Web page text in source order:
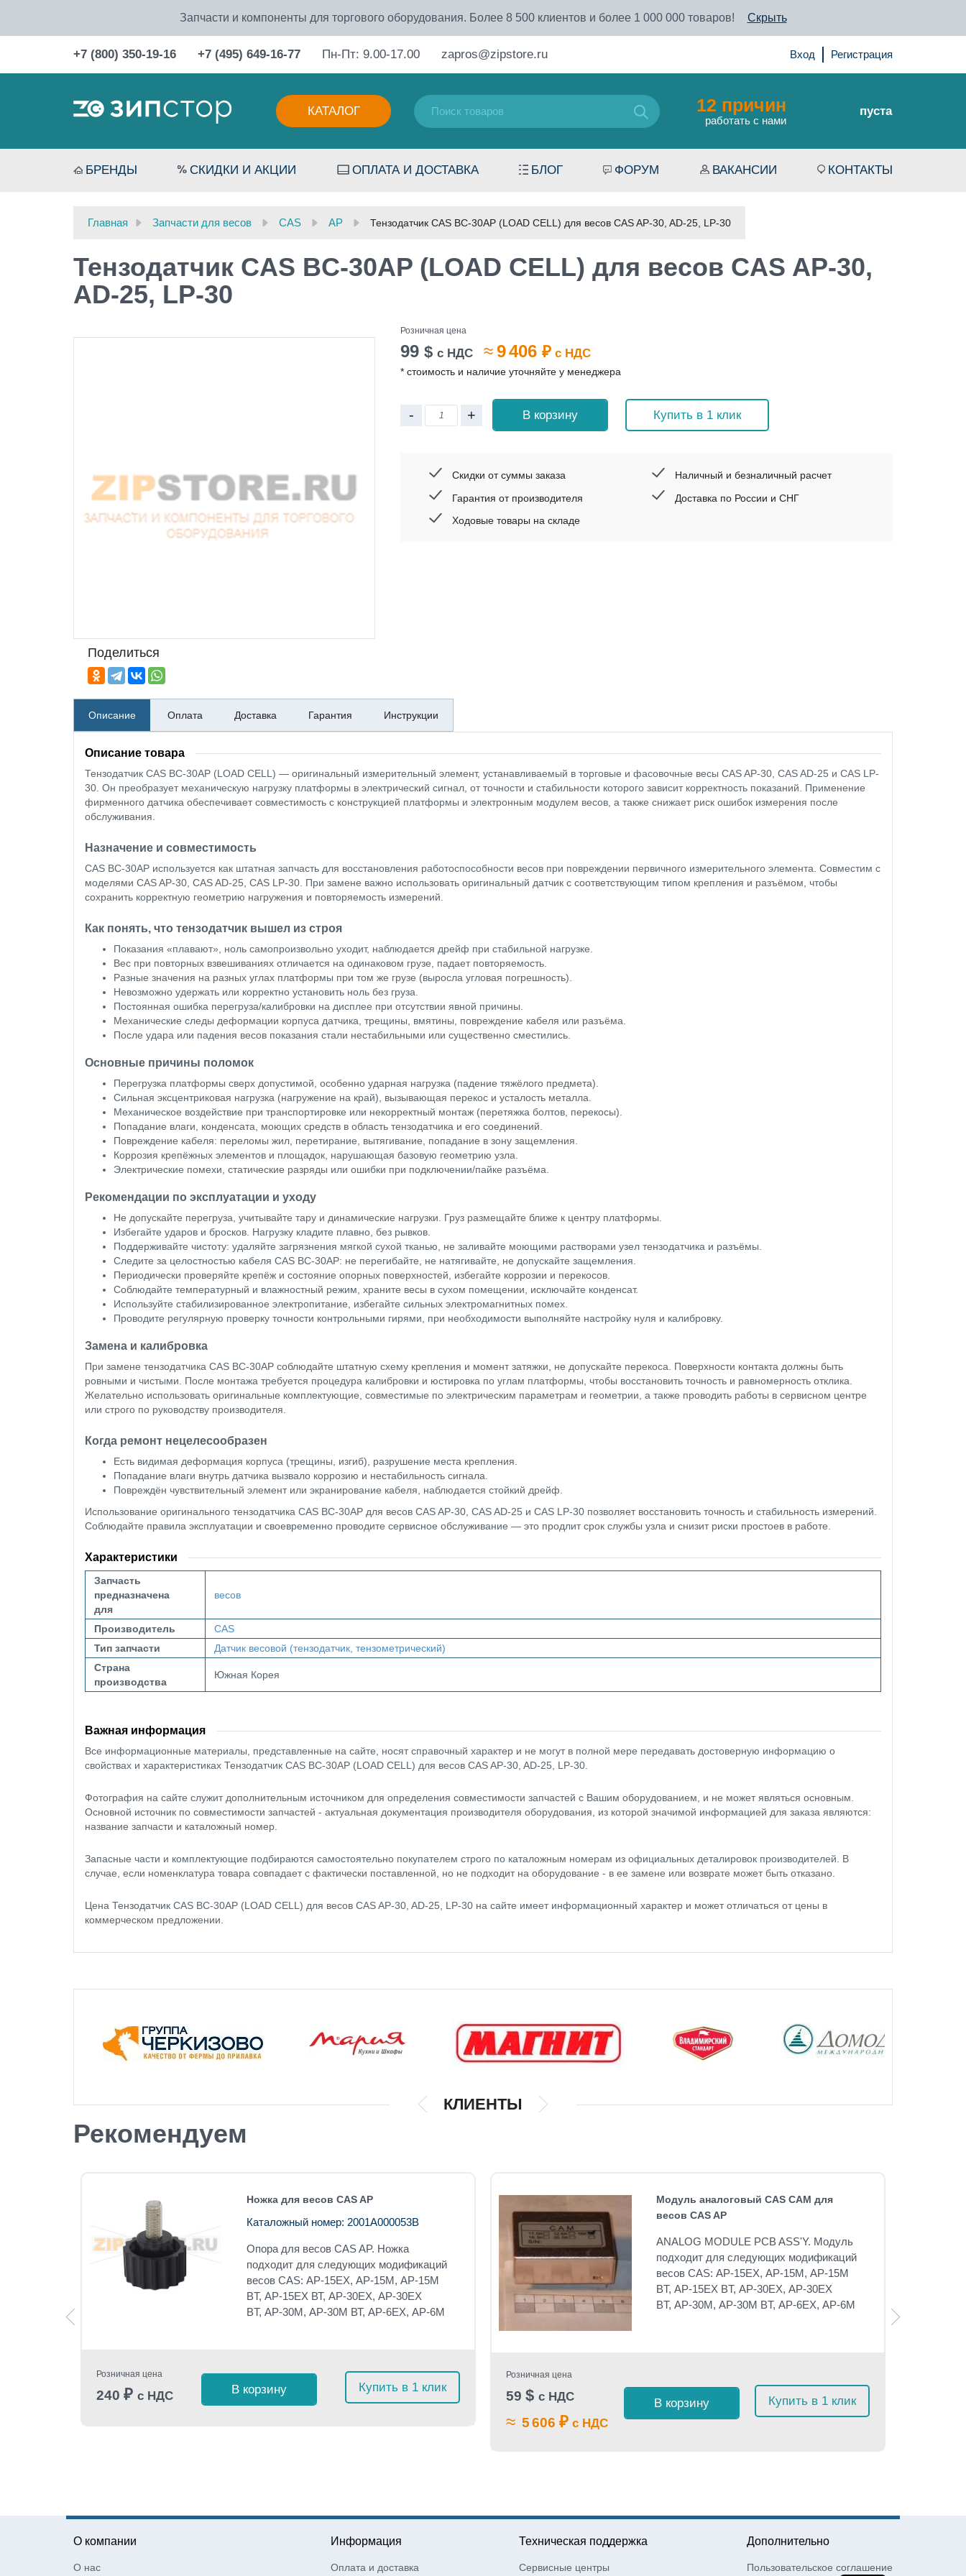
Запчасти и компоненты для торгового оборудования. Более 8 500 клиентов и более 1 000 000 товаров! Скрыть
+7 (800) 350-19-16 +7 (495) 649-16-77 Пн-Пт: 9.00-17.00 zapros@zipstore.ru Вход Регистрация
КАТАЛОГ 12 причин
работать с нами
пуста
БРЕНДЫ СКИДКИ И АКЦИИ ОПЛАТА И ДОСТАВКА БЛОГ ФОРУМ ВАКАНСИИ КОНТАКТЫ
Главная Запчасти для весов CAS AP Тензодатчик CAS BC-30AP (LOAD CELL) для весов CAS AP-30, AD-25, LP-30
Тензодатчик CAS BC-30AP (LOAD CELL) для весов CAS AP-30,
AD-25, LP-30
Поделиться
Розничная цена
99 $ с НДС ≈9 406 ₽ с НДС
* стоимость и наличие уточняйте у менеджера
- + В корзину Купить в 1 клик
Скидки от суммы заказа
Гарантия от производителя
Ходовые товары на складе
Наличный и безналичный расчет
Доставка по России и СНГ
Описание Оплата Доставка Гарантия Инструкции
Описание товара
Тензодатчик CAS BC-30AP (LOAD CELL) — оригинальный измерительный элемент, устанавливаемый в торговые и фасовочные весы CAS AP-30, CAS AD-25 и CAS LP-
30. Он преобразует механическую нагрузку платформы в электрический сигнал, от точности и стабильности которого зависит корректность показаний. Применение
фирменного датчика обеспечивает совместимость с конструкцией платформы и электронным модулем весов, а также снижает риск ошибок измерения после
обслуживания.
Назначение и совместимость
CAS BC-30AP используется как штатная запчасть для восстановления работоспособности весов при повреждении первичного измерительного элемента. Совместим с
моделями CAS AP-30, CAS AD-25, CAS LP-30. При замене важно использовать оригинальный датчик с соответствующим типом крепления и разъёмом, чтобы
сохранить корректную геометрию нагружения и повторяемость измерений.
Как понять, что тензодатчик вышел из строя
Показания «плавают», ноль самопроизвольно уходит, наблюдается дрейф при стабильной нагрузке.
Вес при повторных взвешиваниях отличается на одинаковом грузe, падает повторяемость.
Разные значения на разных углах платформы при том же грузе (выросла угловая погрешность).
Невозможно удержать или корректно установить ноль без груза.
Постоянная ошибка перегруза/калибровки на дисплее при отсутствии явной причины.
Механические следы деформации корпуса датчика, трещины, вмятины, повреждение кабеля или разъёма.
После удара или падения весов показания стали нестабильными или существенно сместились.
Основные причины поломок
Перегрузка платформы сверх допустимой, особенно ударная нагрузка (падение тяжёлого предмета).
Сильная эксцентриковая нагрузка (нагружение на край), вызывающая перекос и усталость металла.
Механическое воздействие при транспортировке или некорректный монтаж (перетяжка болтов, перекосы).
Попадание влаги, конденсата, моющих средств в область тензодатчика и его соединений.
Повреждение кабеля: переломы жил, перетирание, вытягивание, попадание в зону защемления.
Коррозия крепёжных элементов и площадок, нарушающая базовую геометрию узла.
Электрические помехи, статические разряды или ошибки при подключении/пайке разъёма.
Рекомендации по эксплуатации и уходу
Не допускайте перегруза, учитывайте тару и динамические нагрузки. Груз размещайте ближе к центру платформы.
Избегайте ударов и бросков. Нагрузку кладите плавно, без рывков.
Поддерживайте чистоту: удаляйте загрязнения мягкой сухой тканью, не заливайте моющими растворами узел тензодатчика и разъёмы.
Следите за целостностью кабеля CAS BC-30AP: не перегибайте, не натягивайте, не допускайте защемления.
Периодически проверяйте крепёж и состояние опорных поверхностей, избегайте коррозии и перекосов.
Соблюдайте температурный и влажностный режим, храните весы в сухом помещении, исключайте конденсат.
Используйте стабилизированное электропитание, избегайте сильных электромагнитных помех.
Проводите регулярную проверку точности контрольными гирями, при необходимости выполняйте настройку нуля и калибровку.
Замена и калибровка
При замене тензодатчика CAS BC-30AP соблюдайте штатную схему крепления и момент затяжки, не допускайте перекоса. Поверхности контакта должны быть
ровными и чистыми. После монтажа требуется процедура калибровки и юстировка по углам платформы, чтобы восстановить точность и равномерность отклика.
Желательно использовать оригинальные комплектующие, совместимые по электрическим параметрам и геометрии, а также проводить работы в сервисном центре
или строго по руководству производителя.
Когда ремонт нецелесообразен
Есть видимая деформация корпуса (трещины, изгиб), разрушение места крепления.
Попадание влаги внутрь датчика вызвало коррозию и нестабильность сигнала.
Повреждён чувствительный элемент или экранирование кабеля, наблюдается стойкий дрейф.
Использование оригинального тензодатчика CAS BC-30AP для весов CAS AP-30, CAS AD-25 и CAS LP-30 позволяет восстановить точность и стабильность измерений.
Соблюдайте правила эксплуатации и своевременно проводите сервисное обслуживание — это продлит срок службы узла и снизит риски простоев в работе.
Характеристики
Запчасть
предназначена
для
весов
Производитель
CAS
Тип запчасти
Датчик весовой (тензодатчик, тензометрический)
Страна
производства
Южная Корея
Важная информация
Все информационные материалы, представленные на сайте, носят справочный характер и не могут в полной мере передавать достоверную информацию о
свойствах и характеристиках Тензодатчик CAS BC-30AP (LOAD CELL) для весов CAS AP-30, AD-25, LP-30.
Фотография на сайте служит дополнительным источником для определения совместимости запчастей с Вашим оборудованием, и не может являться основным.
Основной источник по совместимости запчастей - актуальная документация производителя оборудования, из которой значимой информацией для заказа являются:
название запчасти и каталожный номер.
Запасные части и комплектующие подбираются самостоятельно покупателем строго по каталожным номерам из официальных деталировок производителей. В
случае, если номенклатура товара совпадает с фактически поставленной, но не подходит на оборудование - в ее замене или возврате может быть отказано.
Цена Тензодатчик CAS BC-30AP (LOAD CELL) для весов CAS AP-30, AD-25, LP-30 на сайте имеет информационный характер и может отличаться от цены в
коммерческом предложении.
КЛИЕНТЫ
Рекомендуем
Ножка для весов CAS AP
Каталожный номер: 2001A000053B
Опора для весов CAS AP. Ножка
подходит для следующих модификаций
весов CAS: AP-15EX, AP-15M, AP-15M
BT, AP-15ЕХ ВТ, AP-30EX, AP-30EX
BT, AP-30М, AP-30М ВТ, AP-6EX, AP-6M
Розничная цена
240 ₽ с НДС В корзину Купить в 1 клик
Модуль аналоговый CAS CAM для
весов CAS AP
ANALOG MODULE PCB ASS'Y. Модуль
подходит для следующих модификаций
весов CAS: AP-15EX, AP-15M, AP-15M
BT, AP-15ЕХ BT, AP-30EX, AP-30EX
BT, AP-30М, AP-30М BT, AP-6EX, AP-6M
Розничная цена
59 $ с НДС
≈ 5 606 ₽ с НДС
В корзину Купить в 1 клик
О компании
О нас
Информация
Оплата и доставка
Техническая поддержка
Сервисные центры
Дополнительно
Пользовательское соглашение